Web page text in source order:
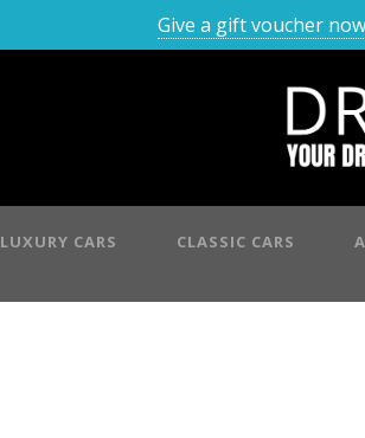
Give a gift voucher
LUXURY CARS CLASSIC CARS